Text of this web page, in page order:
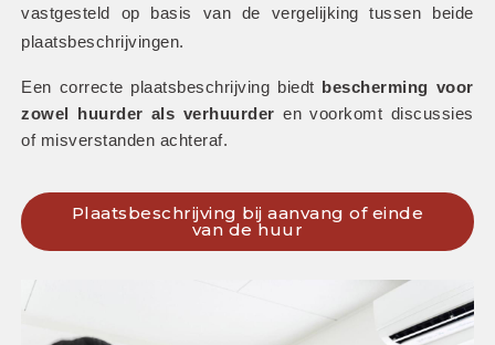
vastgesteld op basis van de vergelijking tussen beide
plaatsbeschrijvingen.
Een correcte plaatsbeschrijving biedt
bescherming voor
zowel huurder als verhuurder en voorkomt discussies
of misverstanden achteraf.
Plaatsbeschrijving bij aanvang of einde
van de huur